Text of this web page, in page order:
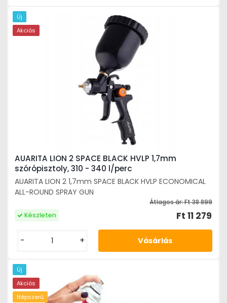
AUARITA LION 2 SPACE BLACK HVLP 1,7mm
szórópisztoly, 310 - 340 l/perc
AUARITA LION 2 1,7mm SPACE BLACK HVLP ECONOMICAL
ALL-ROUND SPRAY GUN
Átlagos ár:Ft 38 899
Ft 11 279
Készleten
- +
Új
Akciós
Új
Akciós
Népszerű